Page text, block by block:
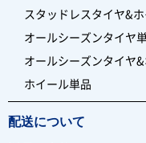
スタッドレスタイヤ&
オールシーズンタイヤ
オールシーズンタイヤ
ホイール単品
配送について